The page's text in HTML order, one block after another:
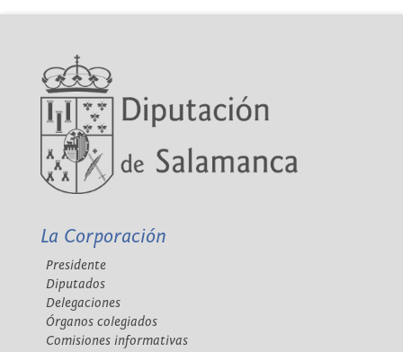
La Corporación
Presidente
Diputados
Delegaciones
Órganos colegiados
Comisiones informativas